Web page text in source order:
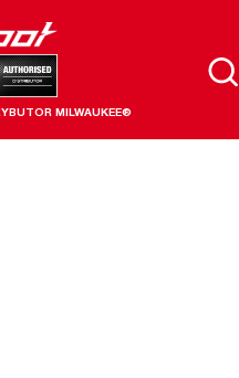
MILWAUKEE®